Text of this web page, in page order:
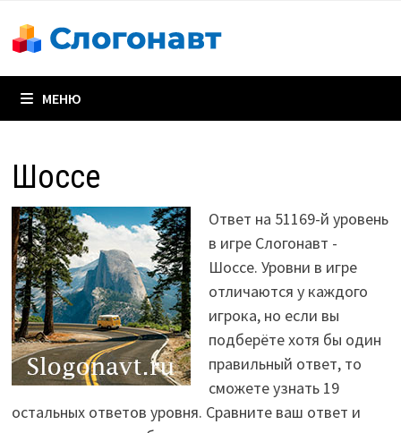
содержимому
МЕНЮ
Шоссе
Ответ на 51169-й уровень
в игре Слогонавт -
Шоссе. Уровни в игре
отличаются у каждого
игрока, но если вы
подберёте хотя бы один
правильный ответ, то
сможете узнать 19
остальных ответов уровня. Сравните ваш ответ и